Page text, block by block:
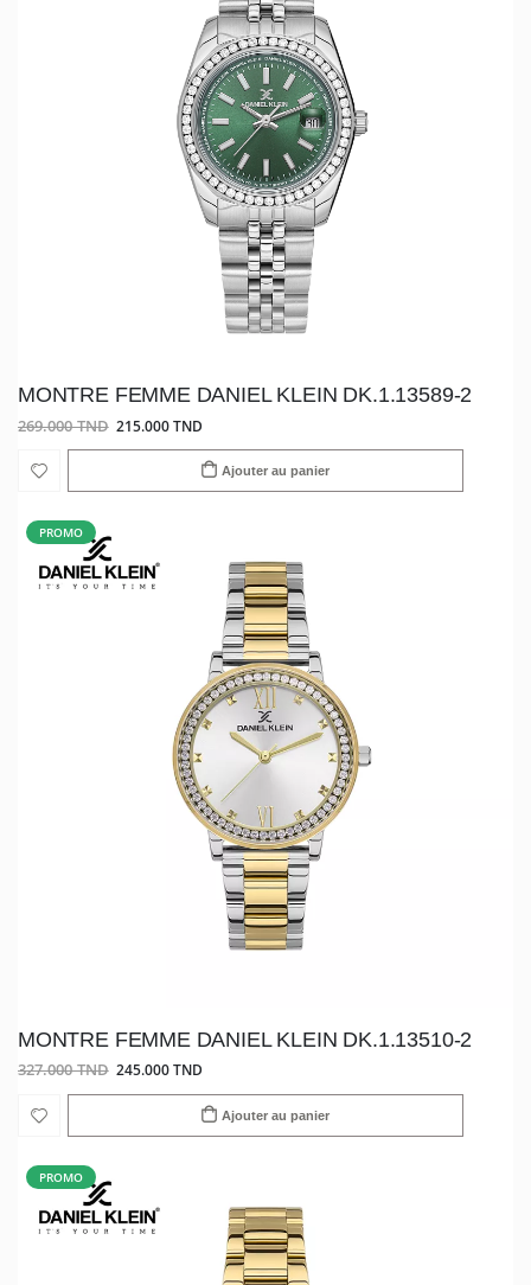
MONTRE FEMME DANIEL KLEIN DK.1.13589-2
269.000 TND 215.000 TND
Ajouter au panier
PROMO
MONTRE FEMME DANIEL KLEIN DK.1.13510-2
327.000 TND 245.000 TND
Ajouter au panier
PROMO